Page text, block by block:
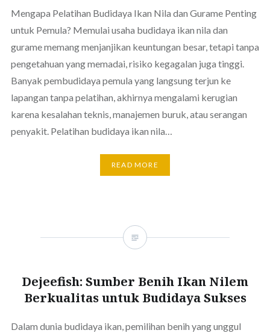
Mengapa Pelatihan Budidaya Ikan Nila dan Gurame Penting
untuk Pemula? Memulai usaha budidaya ikan nila dan
gurame memang menjanjikan keuntungan besar, tetapi tanpa
pengetahuan yang memadai, risiko kegagalan juga tinggi.
Banyak pembudidaya pemula yang langsung terjun ke
lapangan tanpa pelatihan, akhirnya mengalami kerugian
karena kesalahan teknis, manajemen buruk, atau serangan
penyakit. Pelatihan budidaya ikan nila…
READ MORE
Dejeefish: Sumber Benih Ikan Nilem
Berkualitas untuk Budidaya Sukses
Dalam dunia budidaya ikan, pemilihan benih yang unggul